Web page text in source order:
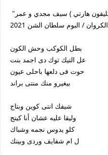
"يا سبايسي" ( سجلتك على التليفون هارتي ) سيف مجدي و عمر
الكروان / البوم سلطان الشن 2021
بطل الكوكب وحش الكون
عل التيك توك دى اجمد بنت
حوت فى دلعها باحلى عيون
بيغيرو منك منتى براند
شيفك انتى كوين وبتاج
وليقا عليه عشان أنا كينج
كلو يدوس نجمه وشباك
ل ام شفايف وردى وبينك